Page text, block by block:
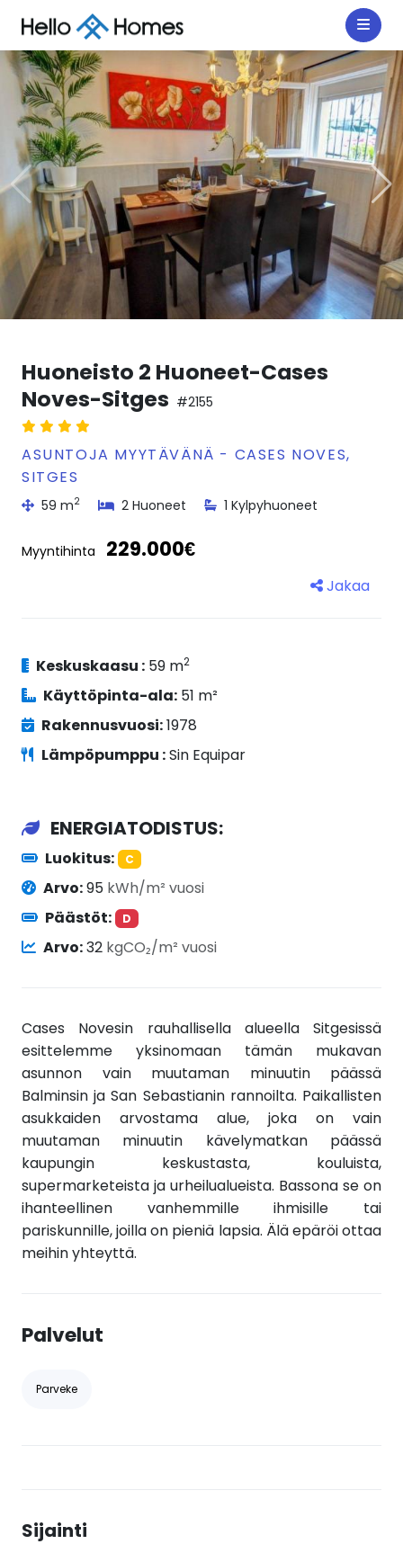
Huoneisto 2 Huoneet-Cases
Noves-Sitges #2155
ASUNTOJA MYYTÄVÄNÄ - CASES NOVES,
SITGES
59 m2 2 Huoneet 1 Kylpyhuoneet
Myyntihinta 229.000€
Jakaa
Keskuskaasu : 59 m2
Käyttöpinta-ala: 51 m²
Rakennusvuosi:1978
Lämpöpumppu :Sin Equipar
ENERGIATODISTUS:
Luokitus: C
Arvo:95 kWh/m² vuosi
Päästöt:
D
Arvo:32 kgCO₂/m² vuosi
Cases Novesin rauhallisella alueella Sitgesissä
esittelemme yksinomaan tämän mukavan
asunnon vain muutaman minuutin päässä
Balminsin ja San Sebastianin rannoilta. Paikallisten
asukkaiden arvostama alue, joka on vain
muutaman minuutin kävelymatkan päässä
kaupungin keskustasta, kouluista,
supermarketeista ja urheilualueista. Bassona se on
ihanteellinen vanhemmille ihmisille tai
pariskunnille, joilla on pieniä lapsia. Älä epäröi ottaa
meihin yhteyttä.
Palvelut
Parveke
Sijainti